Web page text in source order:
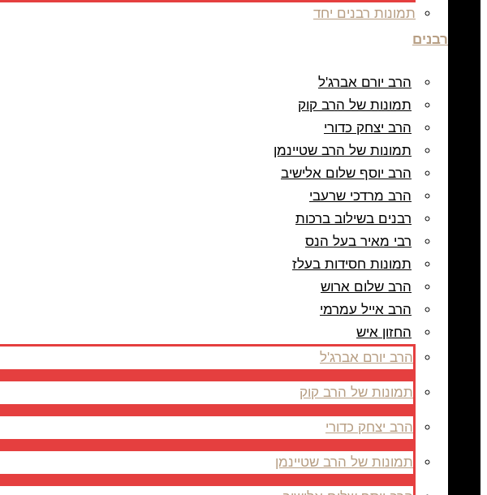
תמונות רבנים יחד
רבנים
הרב יורם אברג'ל
תמונות של הרב קוק
הרב יצחק כדורי
תמונות של הרב שטיינמן
הרב יוסף שלום אלישיב
הרב מרדכי שרעבי
רבנים בשילוב ברכות
רבי מאיר בעל הנס
תמונות חסידות בעלז
הרב שלום ארוש
הרב אייל עמרמי
החזון איש
הרב יורם אברג'ל
תמונות של הרב קוק
הרב יצחק כדורי
תמונות של הרב שטיינמן